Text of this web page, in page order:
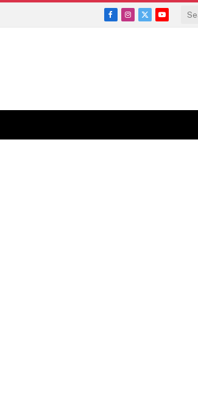
Facebook
Instagram
X
YouTube